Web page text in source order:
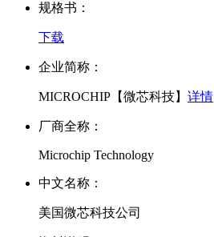
规格书：
下载
企业简称：
MICROCHIP【微芯科技】 详情
厂商全称：
Microchip Technology
中文名称：
美国微芯科技公司